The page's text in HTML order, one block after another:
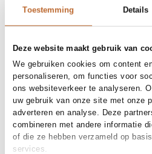
Toestemming Details
Deze website maakt gebruik van
We gebruiken cookies om content
personaliseren, om functies voor
ons websiteverkeer te analyseren.
uw gebruik van onze site met onze
adverteren en analyse. Deze
combineren met andere informatie
of die ze hebben verzameld op
services.